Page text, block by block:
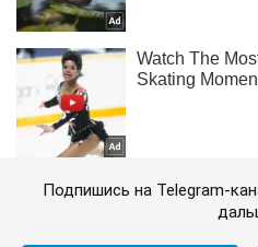
Подпишись на Telegram-